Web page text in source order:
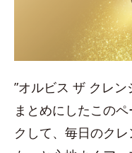
”オルビス ザ クレン
まとめにしたこの
クして、毎日のクレ